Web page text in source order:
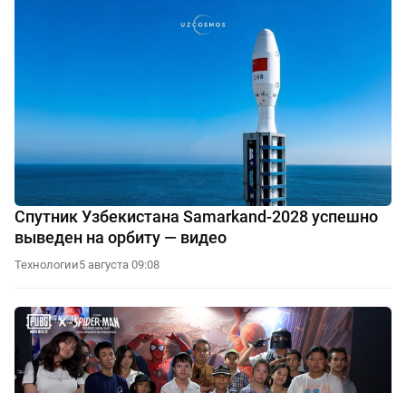
Спутник Узбекистана Samarkand-2028 успешно
выведен на орбиту — видео
Технологии5 августа 09:08